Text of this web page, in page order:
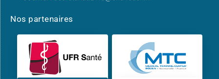
Nos partenaires